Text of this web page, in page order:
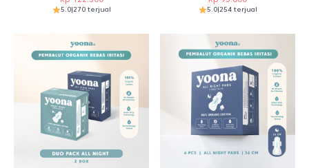
5.0|270 terjual 5.0|254 terjual